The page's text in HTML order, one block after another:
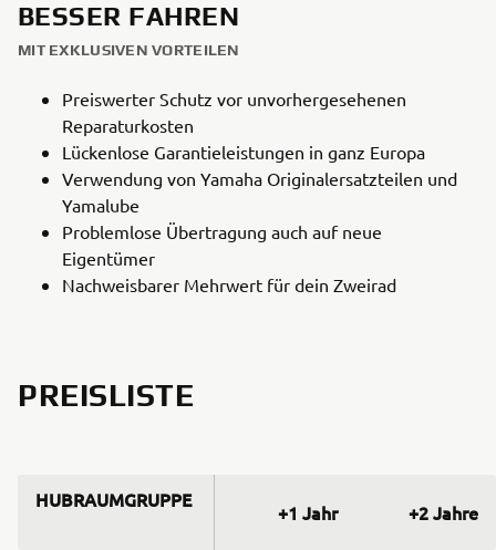
BESSER FAHREN
MIT EXKLUSIVEN VORTEILEN
Preiswerter Schutz vor unvorhergesehenen
Reparaturkosten
Lückenlose Garantieleistungen in ganz Europa
Verwendung von Yamaha Originalersatzteilen und
Yamalube
Problemlose Übertragung auch auf neue
Eigentümer
Nachweisbarer Mehrwert für dein Zweirad
PREISLISTE
HUBRAUMGRUPPE
+1 Jahr +2 Jahre